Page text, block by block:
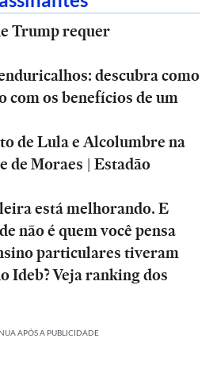
Trump requer
descubra como
com os benefícios de um
de Lula e Alcolumbre na
de Moraes | Estadão
está melhorando. E
não é quem você pensa
particulares tiveram
Ideb? Veja ranking dos
APÓS A PUBLICIDADE